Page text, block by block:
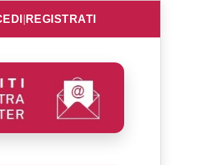
REGISTRATI